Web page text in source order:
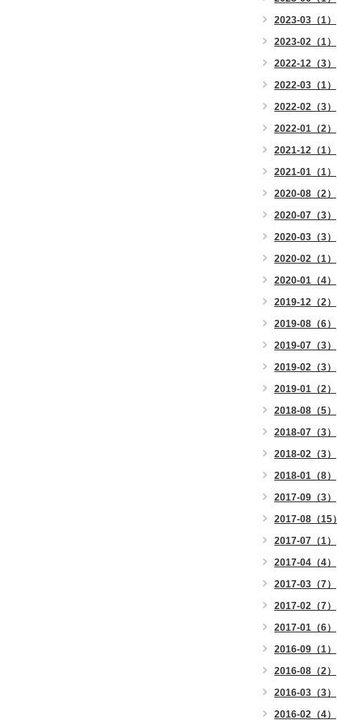
2023-03（1）
2023-02（1）
2022-12（3）
2022-03（1）
2022-02（3）
2022-01（2）
2021-12（1）
2021-01（1）
2020-08（2）
2020-07（3）
2020-03（3）
2020-02（1）
2020-01（4）
2019-12（2）
2019-08（6）
2019-07（3）
2019-02（3）
2019-01（2）
2018-08（5）
2018-07（3）
2018-02（3）
2018-01（8）
2017-09（3）
2017-08（15）
2017-07（1）
2017-04（4）
2017-03（7）
2017-02（7）
2017-01（6）
2016-09（1）
2016-08（2）
2016-03（3）
2016-02（4）